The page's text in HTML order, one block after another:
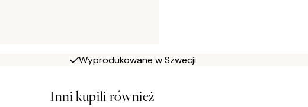
Wyprodukowane w Szwecji
Inni kupili również